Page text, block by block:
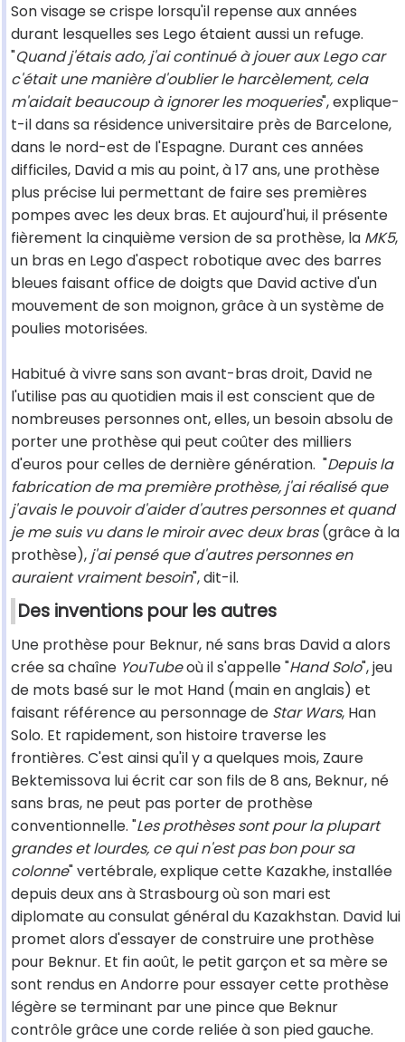
Son visage se crispe lorsqu'il repense aux années
durant lesquelles ses Lego étaient aussi un refuge.
"Quand j'étais ado, j'ai continué à jouer aux Lego car
c'était une manière d'oublier le harcèlement, cela
m'aidait beaucoup à ignorer les moqueries", explique-
t-il dans sa résidence universitaire près de Barcelone,
dans le nord-est de l'Espagne. Durant ces années
difficiles, David a mis au point, à 17 ans, une prothèse
plus précise lui permettant de faire ses premières
pompes avec les deux bras. Et aujourd'hui, il présente
fièrement la cinquième version de sa prothèse, la MK5,
un bras en Lego d'aspect robotique avec des barres
bleues faisant office de doigts que David active d'un
mouvement de son moignon, grâce à un système de
poulies motorisées.
Habitué à vivre sans son avant-bras droit, David ne
l'utilise pas au quotidien mais il est conscient que de
nombreuses personnes ont, elles, un besoin absolu de
porter une prothèse qui peut coûter des milliers
d'euros pour celles de dernière génération. "Depuis la
fabrication de ma première prothèse, j'ai réalisé que
j'avais le pouvoir d'aider d'autres personnes et quand
je me suis vu dans le miroir avec deux bras(grâce à la
prothèse), j'ai pensé que d'autres personnes en
auraient vraiment besoin", dit-il.
Des inventions pour les autres
Une prothèse pour Beknur, né sans bras David a alors
crée sa chaîne YouTubeoù il s'appelle "Hand Solo", jeu
de mots basé sur le mot Hand (main en anglais) et
faisant référence au personnage de Star Wars, Han
Solo. Et rapidement, son histoire traverse les
frontières. C'est ainsi qu'il y a quelques mois, Zaure
Bektemissova lui écrit car son fils de 8 ans, Beknur, né
sans bras, ne peut pas porter de prothèse
conventionnelle. "Les prothèses sont pour la plupart
grandes et lourdes, ce qui n'est pas bon pour sa
colonne" vertébrale, explique cette Kazakhe, installée
depuis deux ans à Strasbourg où son mari est
diplomate au consulat général du Kazakhstan. David lui
promet alors d'essayer de construire une prothèse
pour Beknur. Et fin août, le petit garçon et sa mère se
sont rendus en Andorre pour essayer cette prothèse
légère se terminant par une pince que Beknur
contrôle grâce une corde reliée à son pied gauche.